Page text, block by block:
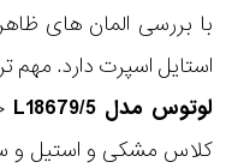
با بررسی المان های
استایل اسپرت دارد. مهم
لوتوس مدل L18679/5
کلاس مشکی و استیل و